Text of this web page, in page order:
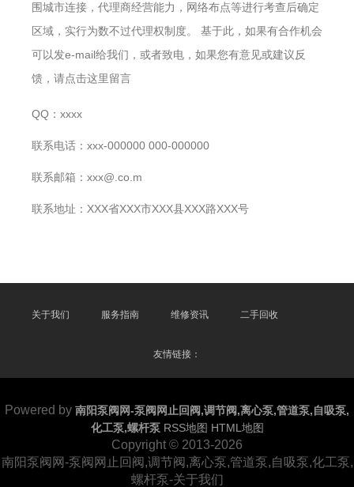
围城市连接，代理商经营能力，网络布点等进行考查后确定
区域，实行为数不过代理权制度。 基于此，如果有合作机会
可以发e-mail给我们，或者致电，如果您有意见或建议反
馈，请点击这里留言
QQ：xxxx
联系电话：xxx-000000 000-000000
联系邮箱：xxx@.co.m
联系地址：XXX省XXX市XXX县XXX路XXX号
关于我们 服务指南 维修资讯 二手回收
友情链接：
Powered by 南阳泵阀网-泵阀网止回阀,调节阀,离心泵,管道泵,自吸泵,
化工泵,螺杆泵 RSS地图 HTML地图
Copyright © 2013-2026
南阳泵阀网-泵阀网止回阀,调节阀,离心泵,管道泵,自吸泵,化工泵,
螺杆泵-关于我们